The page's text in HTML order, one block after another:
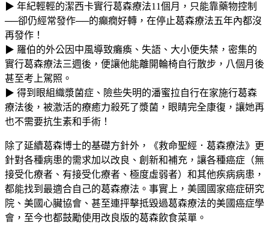
▶ 年紀輕輕的潔西卡實行葛森療法11個月，只能靠藥物控制
──卻仍經常發作──的癲癇好轉，在停止葛森療法五年內都沒
再發作！
▶ 羅伯的外公因中風導致癱瘓、失語、大小便失禁，密集的
實行葛森療法三週後，便讓他能離開輪椅自行散步，八個月後
甚至考上駕照。
▶ 得到眼組織漿菌症、險些失明的潘蜜拉自行在家施行葛森
療法後，被激活的療癒力殺死了漿菌，眼睛完全康復，讓她再
也不需要抗生素和手術！
除了延續葛森博士的基礎方針外，《救命聖經．葛森療法》更
針對各種病患的需求加以改良、創新和補充，讓各種癌症（無
接受化療者、有接受化療者、極度虛弱者）和其他疾病病患，
都能找到最適合自己的葛森療法。事實上，美國國家癌症研究
院、美國心臟協會、甚至連抨擊抵毀過葛森療法的美國癌症學
會，至今也都鼓勵使用改良版的葛森飲食菜單。